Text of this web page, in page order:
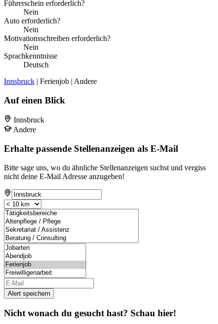
Führerschein erforderlich?
Nein
Auto erforderlich?
Nein
Motivationsschreiben erforderlich?
Nein
Sprachkenntnisse
Deutsch
Innsbruck | Ferienjob | Andere
Auf einen Blick
Innsbruck
Andere
Erhalte passende Stellenanzeigen als E-Mail
Bitte sage uns, wo du ähnliche Stellenanzeigen suchst und vergiss
nicht deine E-Mail Adresse anzugeben!
Alert speichern
Nicht wonach du gesucht hast? Schau hier!